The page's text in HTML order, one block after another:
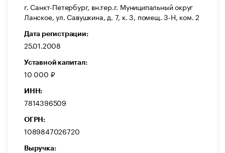
г. Санкт-Петербург, вн.тер.г. Муниципальный округ
Ланское, ул. Савушкина, д. 7, к. 3, помещ. 3-Н, ком. 2
Дата регистрации:
25.01.2008
Уставной капитал:
10 000 ₽
ИНН:
7814396509
ОГРН:
1089847026720
Выручка: